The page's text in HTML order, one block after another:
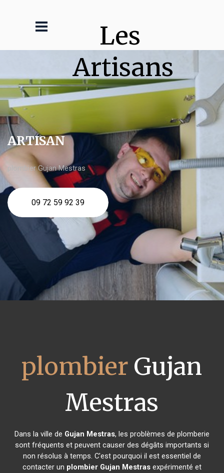
Les
Artisans
ARTISAN
plombier Gujan Mestras
09 72 59 92 39
plombier Gujan
Mestras
Dans la ville de Gujan Mestras, les problèmes de plomberie
sont fréquents et peuvent causer des dégâts importants si
non résolus à temps. C'est pourquoi il est essentiel de
contacter un plombier Gujan Mestrasexpérimenté et